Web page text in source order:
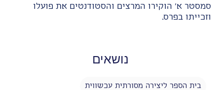
סמסטר א' הוקירו המרצים והסטודנטים את פועלו
וזכייתו בפרס.
נושאים
בית הספר ליצירה מסורתית עכשווית